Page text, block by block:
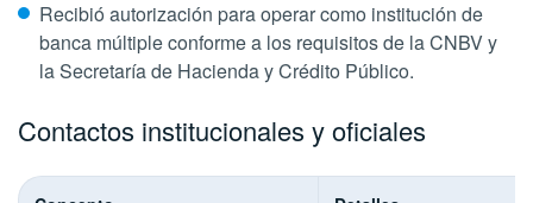
Recibió autorización para operar como institución de
banca múltiple conforme a los requisitos de la CNBV y
la Secretaría de Hacienda y Crédito Público.
Contactos institucionales y oficiales